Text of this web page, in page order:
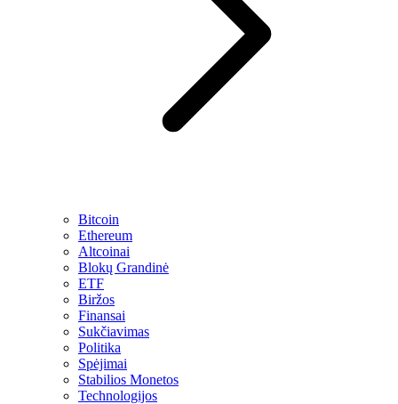
Bitcoin
Ethereum
Altcoinai
Blokų Grandinė
ETF
Biržos
Finansai
Sukčiavimas
Politika
Spėjimai
Stabilios Monetos
Technologijos